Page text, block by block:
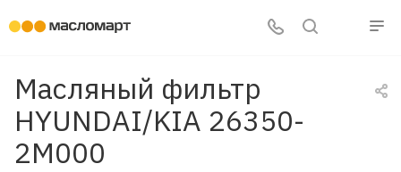
Масляный фильтр
HYUNDAI/KIA 26350-
2M000